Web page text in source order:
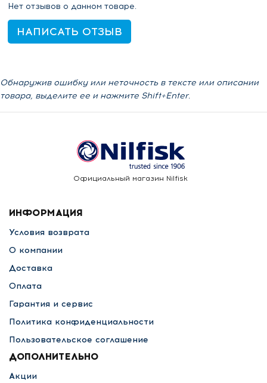
Нет отзывов о данном товаре.
НАПИСАТЬ ОТЗЫВ
Обнаружив ошибку или неточность в тексте или описании
товара, выделите ее и нажмите Shift+Enter.
Официальный магазин Nilfisk
ИНФОРМАЦИЯ
Условия возврата
О компании
Доставка
Оплата
Гарантия и сервис
Политика конфиденциальности
Пользовательское соглашение
ДОПОЛНИТЕЛЬНО
Акции